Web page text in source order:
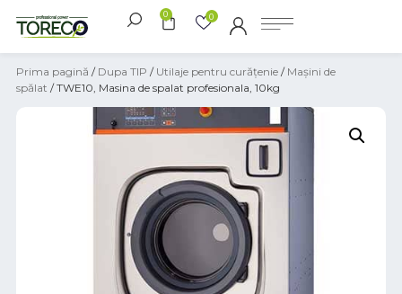
0 0
Prima pagină / Dupa TIP / Utilaje pentru curățenie / Mașini de
spălat / TWE10, Masina de spalat profesionala, 10kg